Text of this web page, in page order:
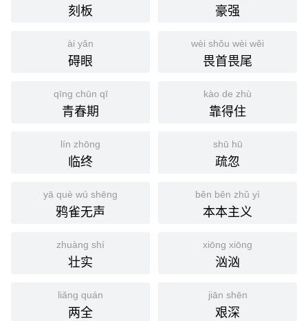
刻板 豪强
ài yǎn
碍眼
wèi shǒu wèi wěi
畏首畏尾
qīng chūn qī
青春期
kào de zhù
靠得住
lín zhōng
临终
shū hū
疏忽
yā què wú shēng
鸦雀无声
běn běn zhǔ yì
本本主义
zhuàng shí
壮实
xiōng xiōng
汹汹
liǎng quán
两全
jiān shēn
艰深